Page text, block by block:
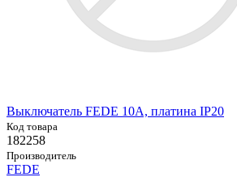
Выключатель FEDE 10А, платина IP20
Код товара
182258
Производитель
FEDE